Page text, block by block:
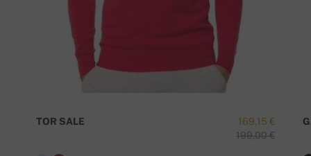
169,15 €
199,00 €
TOR SALE